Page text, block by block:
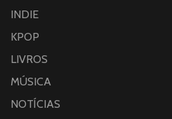
INDIE
KPOP
LIVROS
MÚSICA
NOTÍCIAS